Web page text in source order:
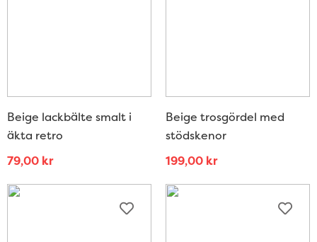
Beige lackbälte smalt i
äkta retro
79,00 kr
Beige trosgördel med
stödskenor
199,00 kr